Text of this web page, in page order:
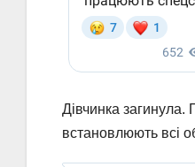
Дівчинка загинула.
встановлюють всі